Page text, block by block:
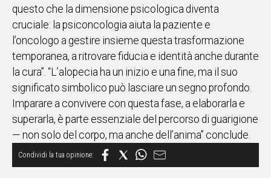
questo che la dimensione psicologica diventa
cruciale: la psiconcologia aiuta la paziente e
l’oncologo a gestire insieme questa trasformazione
temporanea, a ritrovare fiducia e identità anche durante
la cura”. “L’alopecia ha un inizio e una fine, ma il suo
significato simbolico può lasciare un segno profondo.
Imparare a convivere con questa fase, a elaborarla e
superarla, è parte essenziale del percorso di guarigione
— non solo del corpo, ma anche dell’anima” conclude.